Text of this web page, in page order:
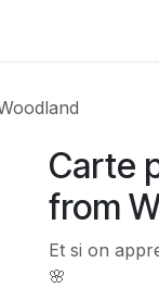
Carte
from
Et si on
🌸